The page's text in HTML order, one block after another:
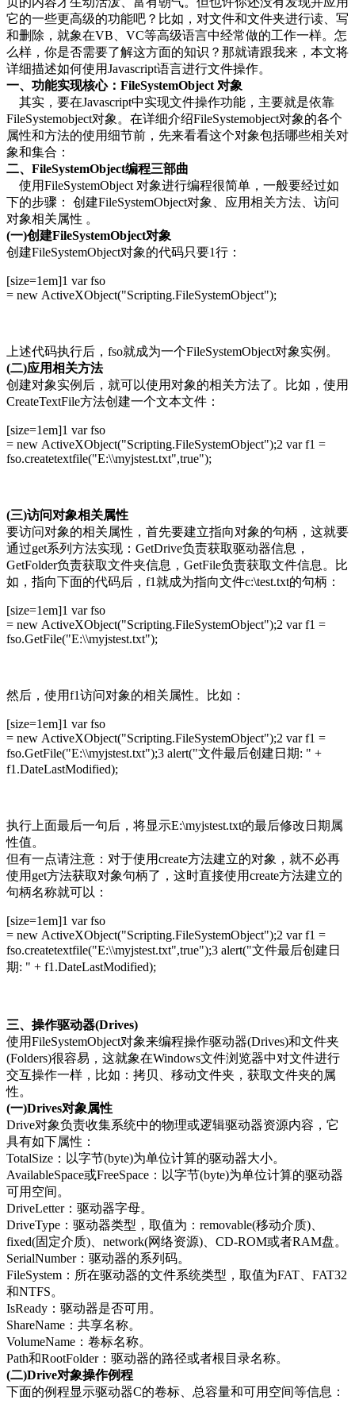
它的一些更高级的功能吧？比如，对文件和文件夹进行读、写
和删除，就象在VB、VC等高级语言中经常做的工作一样。怎
么样，你是否需要了解这方面的知识？那就请跟我来，本文将
详细描述如何使用Javascript语言进行文件操作。
一、功能实现核心：FileSystemObject 对象
其实，要在Javascript中实现文件操作功能，主要就是依靠
FileSystemobject对象。在详细介绍FileSystemobject对象的各个
属性和方法的使用细节前，先来看看这个对象包括哪些相关对
象和集合：
二、FileSystemObject编程三部曲
使用FileSystemObject 对象进行编程很简单，一般要经过如
下的步骤： 创建FileSystemObject对象、应用相关方法、访问
对象相关属性 。
(一)创建FileSystemObject对象
创建FileSystemObject对象的代码只要1行：
[size=1em]1 var fso
= new ActiveXObject("Scripting.FileSystemObject");
上述代码执行后，fso就成为一个FileSystemObject对象实例。
(二)应用相关方法
创建对象实例后，就可以使用对象的相关方法了。比如，使用
CreateTextFile方法创建一个文本文件：
[size=1em]1 var fso
= new ActiveXObject("Scripting.FileSystemObject");2 var f1 =
fso.createtextfile("E:\\myjstest.txt",true");
(三)访问对象相关属性
要访问对象的相关属性，首先要建立指向对象的句柄，这就要
通过get系列方法实现：GetDrive负责获取驱动器信息，
GetFolder负责获取文件夹信息，GetFile负责获取文件信息。比
如，指向下面的代码后，f1就成为指向文件c:\test.txt的句柄：
[size=1em]1 var fso
= new ActiveXObject("Scripting.FileSystemObject");2 var f1 =
fso.GetFile("E:\\myjstest.txt");
然后，使用f1访问对象的相关属性。比如：
[size=1em]1 var fso
= new ActiveXObject("Scripting.FileSystemObject");2 var f1 =
fso.GetFile("E:\\myjstest.txt");3 alert("文件最后创建日期: " +
f1.DateLastModified);
执行上面最后一句后，将显示E:\myjstest.txt的最后修改日期属
性值。
但有一点请注意：对于使用create方法建立的对象，就不必再
使用get方法获取对象句柄了，这时直接使用create方法建立的
句柄名称就可以：
[size=1em]1 var fso
= new ActiveXObject("Scripting.FileSystemObject");2 var f1 =
fso.createtextfile("E:\\myjstest.txt",true");3 alert("文件最后创建日
期: " + f1.DateLastModified);
三、操作驱动器(Drives)
使用FileSystemObject对象来编程操作驱动器(Drives)和文件夹
(Folders)很容易，这就象在Windows文件浏览器中对文件进行
交互操作一样，比如：拷贝、移动文件夹，获取文件夹的属
性。
(一)Drives对象属性
Drive对象负责收集系统中的物理或逻辑驱动器资源内容，它
具有如下属性：
TotalSize：以字节(byte)为单位计算的驱动器大小。
AvailableSpace或FreeSpace：以字节(byte)为单位计算的驱动器
可用空间。
DriveLetter：驱动器字母。
DriveType：驱动器类型，取值为：removable(移动介质)、
fixed(固定介质)、network(网络资源)、CD-ROM或者RAM盘。
SerialNumber：驱动器的系列码。
FileSystem：所在驱动器的文件系统类型，取值为FAT、FAT32
和NTFS。
IsReady：驱动器是否可用。
ShareName：共享名称。
VolumeName：卷标名称。
Path和RootFolder：驱动器的路径或者根目录名称。
(二)Drive对象操作例程
下面的例程显示驱动器C的卷标、总容量和可用空间等信息：